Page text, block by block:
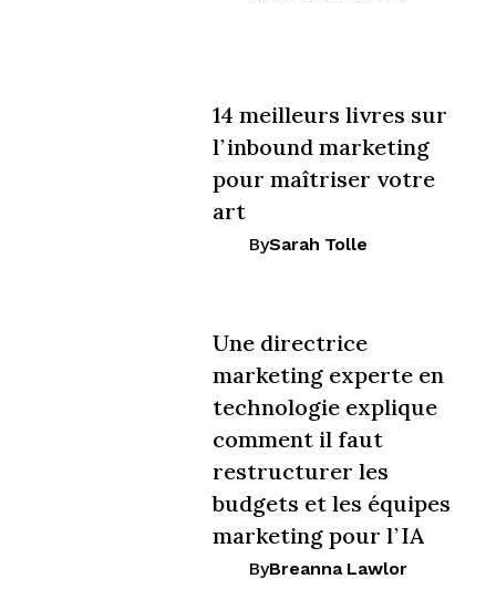
14 meilleurs livres sur
l’inbound marketing
pour maîtriser votre
art
BySarah Tolle
Une directrice
marketing experte en
technologie explique
comment il faut
restructurer les
budgets et les équipes
marketing pour l’IA
ByBreanna Lawlor